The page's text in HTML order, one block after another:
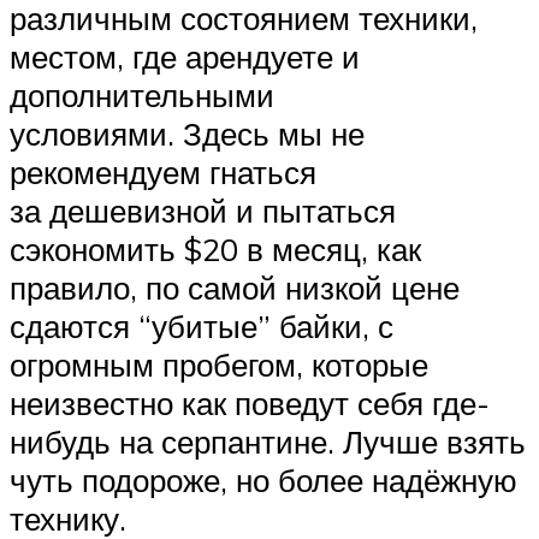
различным состоянием техники,
местом, где арендуете и
дополнительными
условиями. Здесь мы не
рекомендуем гнаться
за дешевизной и пытаться
сэкономить $20 в месяц, как
правило, по самой низкой цене
сдаются “убитые” байки, с
огромным пробегом, которые
неизвестно как поведут себя где-
нибудь на серпантине. Лучше взять
чуть подороже, но более надёжную
технику.